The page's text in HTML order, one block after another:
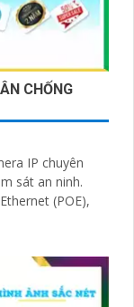
CHỐNG
IP chuyên
sát an ninh.
(POE),